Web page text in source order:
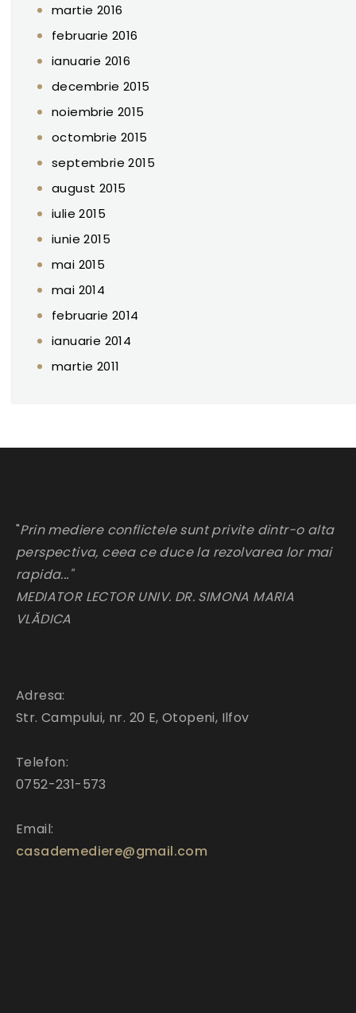
martie 2016
februarie 2016
ianuarie 2016
decembrie 2015
noiembrie 2015
octombrie 2015
septembrie 2015
august 2015
iulie 2015
iunie 2015
mai 2015
mai 2014
februarie 2014
ianuarie 2014
martie 2011
"Prin mediere conflictele sunt privite dintr-o alta
perspectiva, ceea ce duce la rezolvarea lor mai
rapida..."
MEDIATOR LECTOR UNIV. DR. SIMONA MARIA
VLĂDICA
Adresa:
Str. Campului, nr. 20 E, Otopeni, Ilfov
Telefon:
0752-231-573
Email:
casademediere@gmail.com